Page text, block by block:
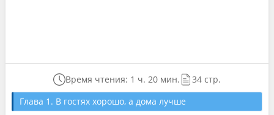
Время чтения: 1 ч. 20 мин.
34 стр.
Глава 1. В гостях хорошо, а дома лучше